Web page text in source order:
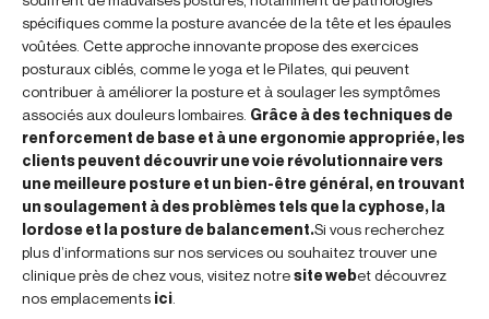
spécifiques comme la posture avancée de la tête et les épaules
voûtées. Cette approche innovante propose des exercices
posturaux ciblés, comme le yoga et le Pilates, qui peuvent
contribuer à améliorer la posture et à soulager les symptômes
associés aux douleurs lombaires. Grâce à des techniques de
renforcement de base et à une ergonomie appropriée, les
clients peuvent découvrir une voie révolutionnaire vers
une meilleure posture et un bien-être général, en trouvant
un soulagement à des problèmes tels que la cyphose, la
lordose et la posture de balancement.Si vous recherchez
plus d’informations sur nos services ou souhaitez trouver une
clinique près de chez vous, visitez notresite webet découvrez
nos emplacements ici.